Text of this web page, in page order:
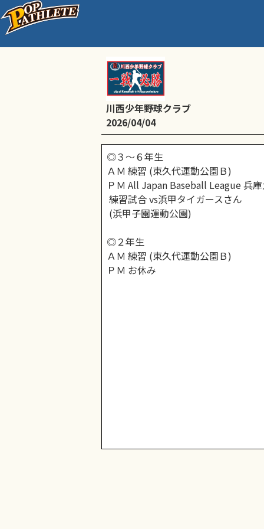
川西少年野球クラブ
2026/04/04
◎３～６年生
ＡＭ 練習 (東久代運動公園Ｂ)
ＰＭ All Japan Baseball League 兵
練習試合 vs浜甲タイガースさん
(浜甲子園運動公園)
◎２年生
ＡＭ 練習 (東久代運動公園Ｂ)
ＰＭ お休み